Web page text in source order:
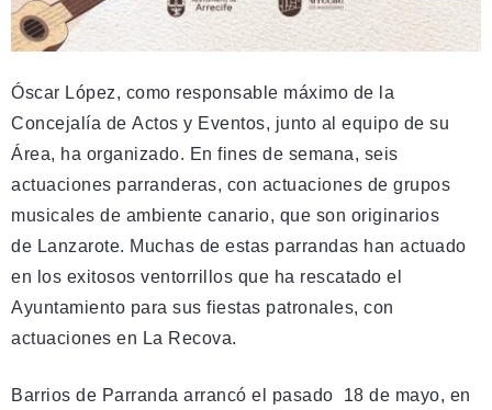
Óscar López, como responsable máximo de la
Concejalía de Actos y Eventos, junto al equipo de su
Área, ha organizado. En fines de semana, seis
actuaciones parranderas, con actuaciones de grupos
musicales de ambiente canario, que son originarios
de Lanzarote. Muchas de estas parrandas han actuado
en los exitosos ventorrillos que ha rescatado el
Ayuntamiento para sus fiestas patronales, con
actuaciones en La Recova.
Barrios de Parranda arrancó el pasado 18 de mayo, en